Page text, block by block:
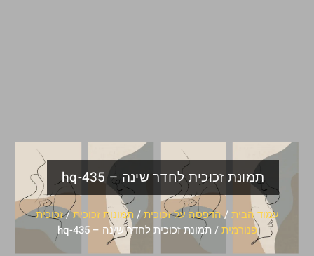
תמונת זכוכית לחדר שינה – hq-435
עמוד הבית/הדפסה על זכוכית/ תמונות זכוכית/זכוכית
פנורמית/ תמונת זכוכית לחדר שינה – hq-435